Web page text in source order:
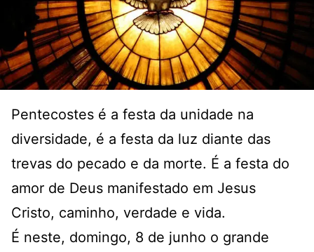
Pentecostes é a festa da unidade na
diversidade, é a festa da luz diante das
trevas do pecado e da morte. É a festa do
amor de Deus manifestado em Jesus
Cristo, caminho, verdade e vida.
É neste, domingo, 8 de junho o grande